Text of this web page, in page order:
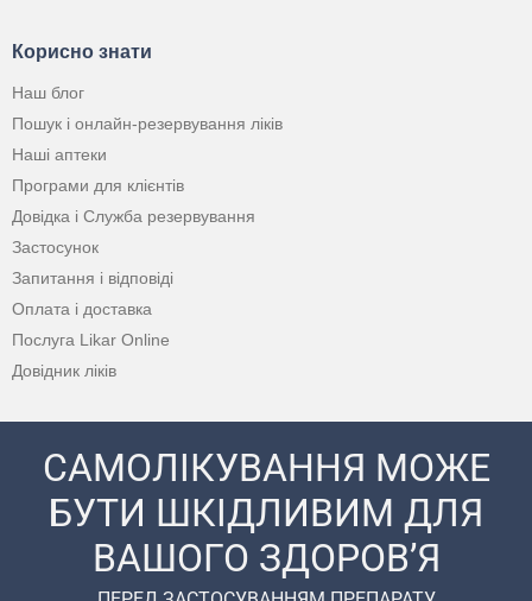
Корисно знати
Наш блог
Пошук і онлайн-резервування ліків
Наші аптеки
Програми для клієнтів
Довідка і Служба резервування
Застосунок
Запитання і відповіді
Оплата і доставка
Послуга Likar Online
Довідник ліків
САМОЛІКУВАННЯ МОЖЕ
БУТИ ШКІДЛИВИМ ДЛЯ
ВАШОГО ЗДОРОВ’Я